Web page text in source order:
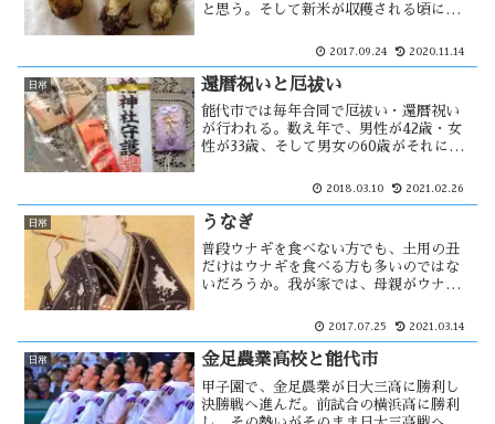
と思う。そして新米が収穫される頃にな
される。きりたんぽに必須なのが比内
ダケが必須アイテム・・・？
2017.09.24 2020.11.14
日常 還暦祝いと厄祓い
能代市では毎年合同で厄祓い・還暦祝い
が行われる。数え年で、男性が42歳・女
性が33歳、そして男女の60歳がそれに当
会の様な感じで成人式以来合わなかった
は、十干十二支によって・・
2018.03.10 2021.02.26
日常 うなぎ
普段ウナギを食べない方でも、土用の丑
だけはウナギを食べる方も多いのではな
いだろうか。我が家では、母親がウナギ
た。社会人になってから「都亭」のウナ
た。土用の丑のウナギは、平賀源内
2017.07.25 2021.03.14
日常 金足農業高校と能代市
甲子園で、金足農業が日大三高に勝利し
決勝戦へ進んだ。前試合の横浜高に勝利